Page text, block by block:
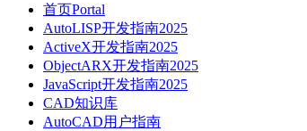
首页Portal
AutoLISP开发指南2025
ActiveX开发指南2025
ObjectARX开发指南2025
JavaScript开发指南2025
CAD知识库
AutoCAD用户指南